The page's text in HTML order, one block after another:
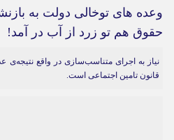
وعده های توخالی دولت به
حقوق هم تو زرد از آب در آمد!
قانون تامین اجتماعی است.